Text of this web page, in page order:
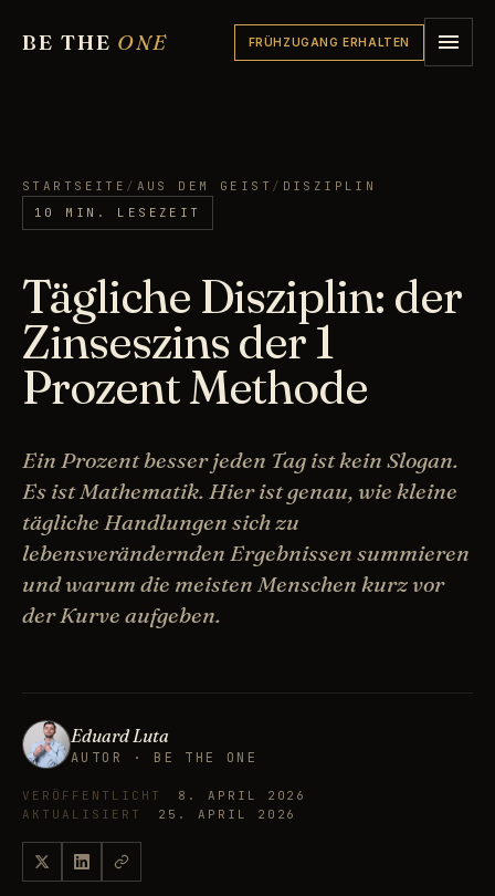
BE THE ONE FRÜHZUGANG ERHALTEN
STARTSEITE / AUS DEM GEIST / DISZIPLIN
10 MIN. LESEZEIT
Tägliche Disziplin: der
Zinseszins der 1
Prozent Methode
Ein Prozent besser jeden Tag ist kein Slogan.
Es ist Mathematik. Hier ist genau, wie kleine
tägliche Handlungen sich zu
lebensverändernden Ergebnissen summieren
und warum die meisten Menschen kurz vor
der Kurve aufgeben.
Eduard Luta
AUTOR · BE THE ONE
VERÖFFENTLICHT
8. APRIL 2026
AKTUALISIERT
25. APRIL 2026